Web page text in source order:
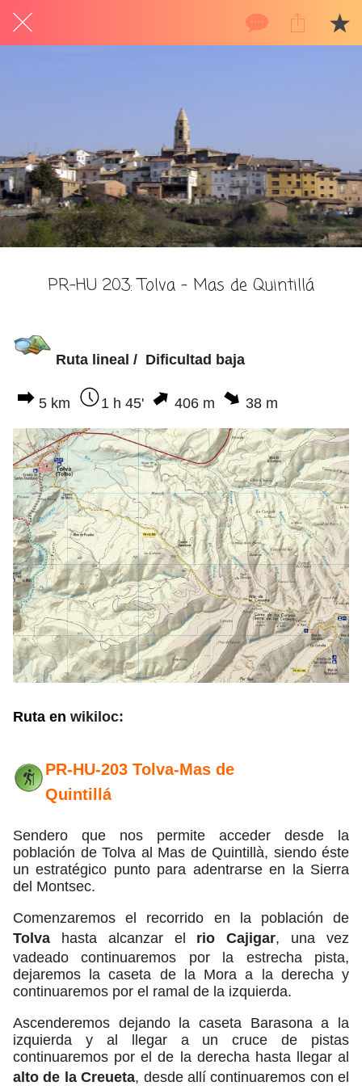
PR-HU 203: Tolva - Mas de Quintillá
Ruta lineal / Dificultad baja
5 km 1 h 45' 406 m 38 m
Ruta en wikiloc:
PR-HU-203 Tolva-Mas de
Quintillá
Sendero que nos permite acceder desde la
población de Tolva al Mas de Quintillà, siendo éste
un estratégico punto para adentrarse en la Sierra
del Montsec.
Comenzaremos el recorrido en la población de
Tolva hasta alcanzar el rio Cajigar, una vez
vadeado continuaremos por la estrecha pista,
dejaremos la caseta de la Mora a la derecha y
continuaremos por el ramal de la izquierda.
Ascenderemos dejando la caseta Barasona a la
izquierda y al llegar a un cruce de pistas
continuaremos por el de la derecha hasta llegar al
alto de la Creueta, desde allí continuaremos con el